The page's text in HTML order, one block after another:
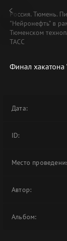
Россия. Тюмень.
"Нейронефть" в
Тюменском
ТАСС
Финал хакатона
Дата:
ID:
Место
Автор:
Альбом: